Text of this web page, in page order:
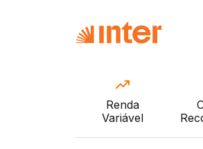
Renda
Variável